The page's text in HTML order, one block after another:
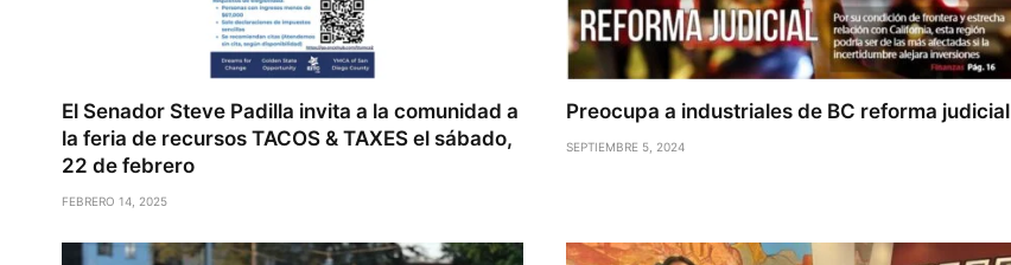
El Senador Steve Padilla invita a la comunidad a
la feria de recursos TACOS & TAXES el sábado,
22 de febrero
FEBRERO 14, 2025
Preocupa a industriales de BC reforma judicial
SEPTIEMBRE 5, 2024